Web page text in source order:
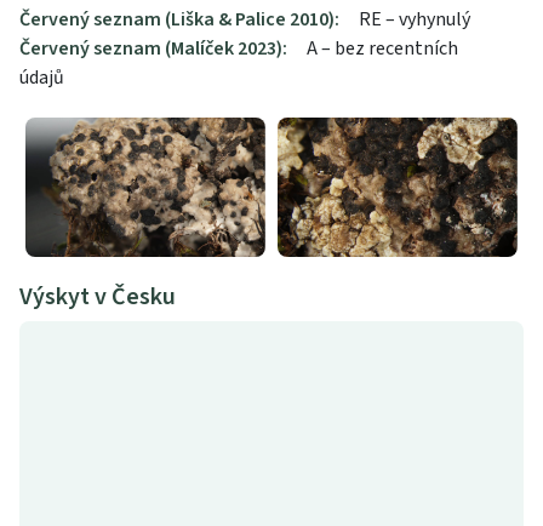
Červený seznam (Liška & Palice 2010):
RE – vyhynulý
Červený seznam (Malíček 2023):
A – bez recentních
údajů
Výskyt v Česku